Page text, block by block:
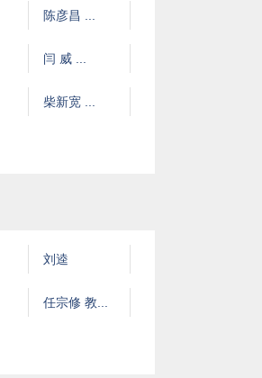
陈彦昌 ...
闫 威 ...
柴新宽 ...
刘逵
任宗修 教...